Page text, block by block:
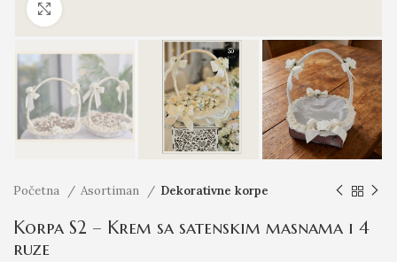
Početna Asortiman Dekorativne korpe
Korpa S2 – Krem sa satenskim masnama i 4
ruze